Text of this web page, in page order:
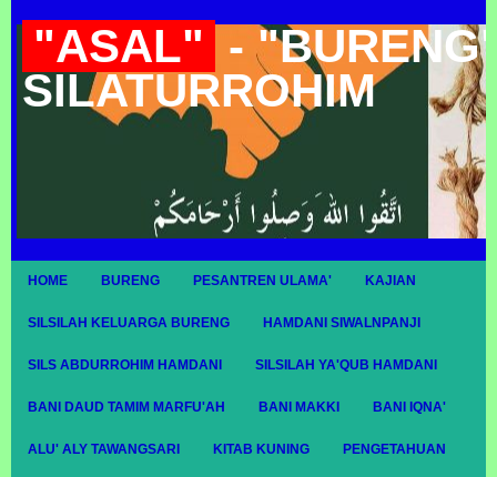
"ASAL" -
SILATURROHIM
HOME BURENG PESANTREN ULAMA' KAJIAN
SILSILAH KELUARGA BURENG HAMDANI SIWALNPANJI
SILS ABDURROHIM HAMDANI SILSILAH YA'QUB HAMDANI
BANI DAUD TAMIM MARFU'AH BANI MAKKI BANI IQNA'
ALU' ALY TAWANGSARI KITAB KUNING PENGETAHUAN